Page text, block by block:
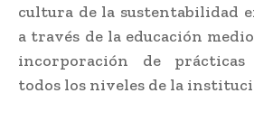
cultura de la sustentabilidad
a través de la educación
incorporación de prácticas
todos los niveles de la